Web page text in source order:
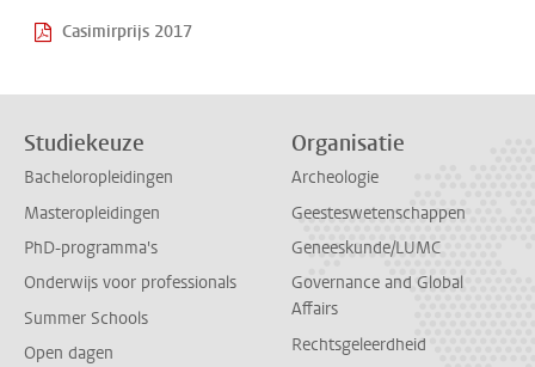
Casimirprijs 2017
Studiekeuze
Bacheloropleidingen
Masteropleidingen
PhD-programma's
Onderwijs voor professionals
Summer Schools
Open dagen
Organisatie
Archeologie
Geesteswetenschappen
Geneeskunde/LUMC
Governance and Global
Affairs
Rechtsgeleerdheid